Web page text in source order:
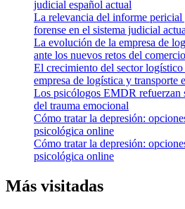
judicial español actual
La relevancia del informe
forense en el sistema judicial
La evolución de la empresa de
ante los nuevos retos del
El crecimiento del sector
empresa de logística y transporte
Los psicólogos EMDR refuerzan
del trauma emocional
Cómo tratar la depresión:
psicológica online
Cómo tratar la depresión:
psicológica online
Más visitadas